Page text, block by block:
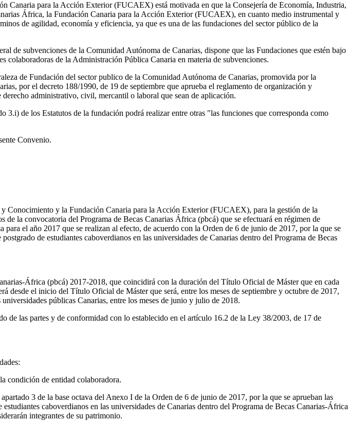
Canaria para la Acción Exterior (FUCAEX) está motivada en que la Consejería de Economía, Industria,
África, la Fundación Canaria para la Acción Exterior (FUCAEX), en cuanto medio instrumental y
de agilidad, economía y eficiencia, ya que es una de las fundaciones del sector público de la
de subvenciones de la Comunidad Autónoma de Canarias, dispone que las Fundaciones que estén bajo
de la Administración Pública Canaria en materia de subvenciones.
de Fundación del sector publico de la Comunidad Autónoma de Canarias, promovida por la
por el decreto 188/1990, de 19 de septiembre que aprueba el reglamento de organización y
administrativo, civil, mercantil o laboral que sean de aplicación.
de los Estatutos de la fundación podrá realizar entre otras "las funciones que corresponda como
Convenio.
Conocimiento y la Fundación Canaria para la Acción Exterior (FUCAEX), para la gestión de la
la convocatoria del Programa de Becas Canarias África (pbcá) que se efectuará en régimen de
el año 2017 que se realizan al efecto, de acuerdo con la Orden de 6 de junio de 2017, por la que se
de estudiantes caboverdianos en las universidades de Canarias dentro del Programa de Becas
África (pbcá) 2017-2018, que coincidirá con la duración del Título Oficial de Máster que en cada
desde el inicio del Título Oficial de Máster que será, entre los meses de septiembre y octubre de 2017,
públicas Canarias, entre los meses de junio y julio de 2018.
de las partes y de conformidad con lo establecido en el artículo 16.2 de la Ley 38/2003, de 17 de
condición de entidad colaboradora.
3 de la base octava del Anexo I de la Orden de 6 de junio de 2017, por la que se aprueban las
caboverdianos en las universidades de Canarias dentro del Programa de Becas Canarias-África
integrantes de su patrimonio.